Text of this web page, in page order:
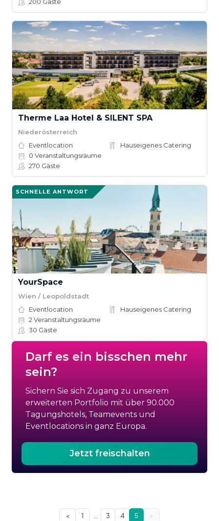
Therme Laa Hotel & SILENT SPA
Niederösterreich
Eventlocation
Hauseigenes Catering
0 Veranstaltungsräume
270 Gäste
SCHNELLE ANTWORT
YourSpace
Wien / Leopoldstadt
Eventlocation
Hauseigenes Catering
2 Veranstaltungsräume
30 Gäste
Darf es ein bisschen mehr
sein?
Sichern Sie sich Zugang zu unserem
erweiterten Portfolio mit über 90.000
Tagungshotels, Teamevents und
Eventlocations in ganz Europa.
Jetzt freischalten
< 1 … 3 4 5 >